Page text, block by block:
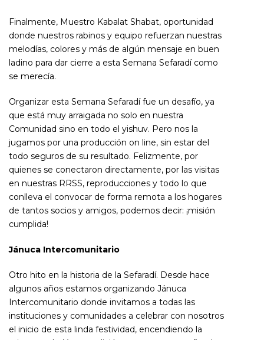
Finalmente, Muestro Kabalat Shabat, oportunidad
donde nuestros rabinos y equipo refuerzan nuestras
melodías, colores y más de algún mensaje en buen
ladino para dar cierre a esta Semana Sefaradí como
se merecía.
Organizar esta Semana Sefaradí fue un desafío, ya
que está muy arraigada no solo en nuestra
Comunidad sino en todo el yishuv. Pero nos la
jugamos por una producción on line, sin estar del
todo seguros de su resultado. Felizmente, por
quienes se conectaron directamente, por las visitas
en nuestras RRSS, reproducciones y todo lo que
conlleva el convocar de forma remota a los hogares
de tantos socios y amigos, podemos decir: ¡misión
cumplida!
Jánuca Intercomunitario
Otro hito en la historia de la Sefaradí. Desde hace
algunos años estamos organizando Jánuca
Intercomunitario donde invitamos a todas las
instituciones y comunidades a celebrar con nosotros
el inicio de esta linda festividad, encendiendo la